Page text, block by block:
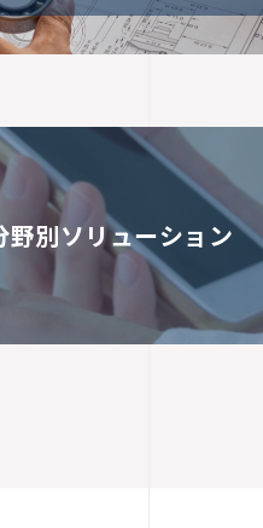
野別ソリューション